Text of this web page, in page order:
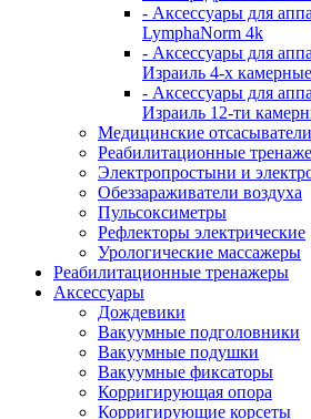
- Аксессуары для
LymphaNorm 4k
- Аксессуары для
Израиль 4-х камерные
- Аксессуары для
Израиль 12-ти
Медицинские отсасыватели
Реабилитационные
Электропростыни и
Обеззараживатели воздуха
Пульсоксиметры
Рефлекторы электрические
Урологические массажеры
Реабилитационные тренажеры
Аксессуары
Дождевики
Вакуумные подголовники
Вакуумные подушки
Вакуумные фиксаторы
Корригирующая опора
Корригирующие корсеты